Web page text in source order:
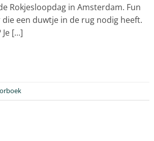
Rokjesloopdag in Amsterdam. Fun
een duwtje in de rug nodig heeft.
[…]